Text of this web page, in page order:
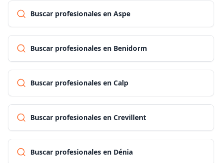
Buscar profesionales en Aspe
Buscar profesionales en Benidorm
Buscar profesionales en Calp
Buscar profesionales en Crevillent
Buscar profesionales en Dénia